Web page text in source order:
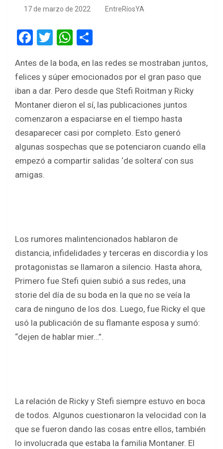
17 de marzo de 2022 EntreRíosYA
F
ce
b
o
o
k
T
tt
er
W
at
s
A
p
p
ar
e
Antes de la boda, en las redes se mostraban juntos,
felices y súper emocionados por el gran paso que
iban a dar. Pero desde que Stefi Roitman y Ricky
Montaner dieron el sí, las publicaciones juntos
comenzaron a espaciarse en el tiempo hasta
desaparecer casi por completo. Esto generó
algunas sospechas que se potenciaron cuando ella
empezó a compartir salidas ‘de soltera’ con sus
amigas.
Los rumores malintencionados hablaron de
distancia, infidelidades y terceras en discordia y los
protagonistas se llamaron a silencio. Hasta ahora,
Primero fue Stefi quien subió a sus redes, una
storie del día de su boda en la que no se veía la
cara de ninguno de los dos. Luego, fue Ricky el que
usó la publicación de su flamante esposa y sumó:
“dejen de hablar mier…”.
La relación de Ricky y Stefi siempre estuvo en boca
de todos. Algunos cuestionaron la velocidad con la
que se fueron dando las cosas entre ellos, también
lo involucrada que estaba la familia Montaner. El